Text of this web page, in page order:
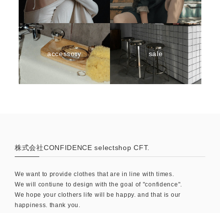
accessory sale
株式会社CONFIDENCE selectshop CFT.
We want to provide clothes that are in line with times.
We will contiune to design with the goal of "confidence".
We hope your clothers life will be happy. and that is our
happiness. thank you.